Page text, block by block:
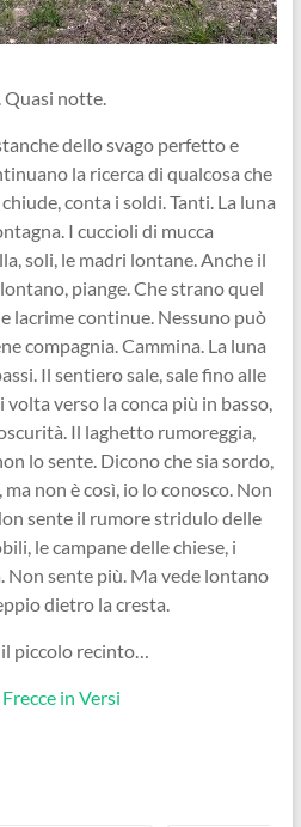
Quasi notte.
dello svago perfetto e
la ricerca di qualcosa che
conta i soldi. Tanti. La luna
I cuccioli di mucca
soli, le madri lontane. Anche il
piange. Che strano quel
lacrime continue. Nessuno può
compagnia. Cammina. La luna
Il sentiero sale, sale fino alle
volta verso la conca più in basso,
Il laghetto rumoreggia,
lo sente. Dicono che sia sordo,
non è così, io lo conosco. Non
sente il rumore stridulo delle
le campane delle chiese, i
sente più. Ma vede lontano
dietro la cresta.
piccolo recinto…
Frecce in Versi